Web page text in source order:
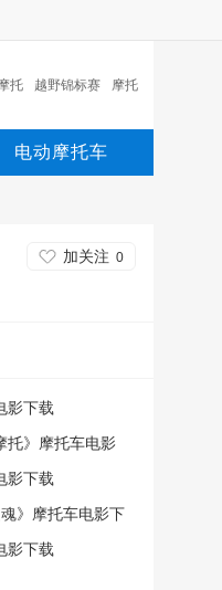
托 越野锦标赛 摩托
HONDA 摩托车
电动摩托车
加关注 0
影下载
托》摩托车电影
影下载
》摩托车电影下
影下载